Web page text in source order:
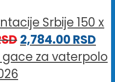
Srbije 150 x
2,784.00RSD